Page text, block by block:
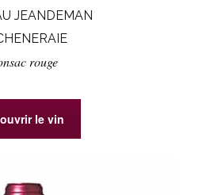
JEANDEMAN
rouge
le vin